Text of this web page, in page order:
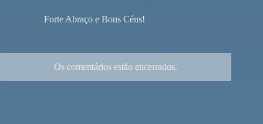
Forte Abraço e Bons Céus!
Os comentários estão encerrados.